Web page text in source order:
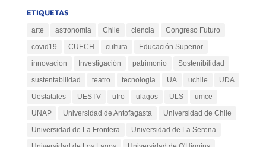
ETIQUETAS
arte astronomia Chile ciencia
Congreso Futuro
covid19
CUECH cultura
Educación Superior
innovacion
Investigación patrimonio
Sostenibilidad
sustentabilidad
teatro tecnologia UA uchile
UDA
Uestatales
UESTV ufro ulagos ULS
umce
UNAP
Universidad de Antofagasta
Universidad de Chile
Universidad de La Frontera
Universidad de La Serena